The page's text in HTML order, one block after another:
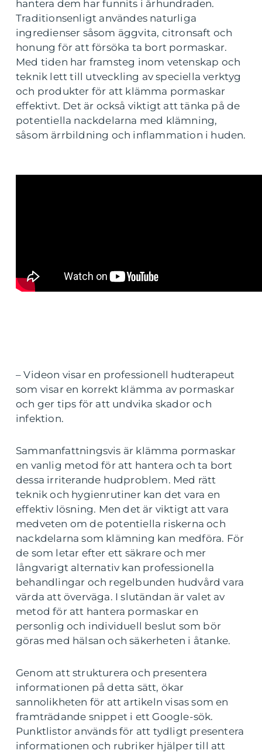
hantera dem har funnits i århundraden.
Traditionsenligt användes naturliga
ingredienser såsom äggvita, citronsaft och
honung för att försöka ta bort pormaskar.
Med tiden har framsteg inom vetenskap och
teknik lett till utveckling av speciella verktyg
och produkter för att klämma pormaskar
effektivt. Det är också viktigt att tänka på de
potentiella nackdelarna med klämning,
såsom ärrbildning och inflammation i huden.
– Videon visar en professionell hudterapeut
som visar en korrekt klämma av pormaskar
och ger tips för att undvika skador och
infektion.
Sammanfattningsvis är klämma pormaskar
en vanlig metod för att hantera och ta bort
dessa irriterande hudproblem. Med rätt
teknik och hygienrutiner kan det vara en
effektiv lösning. Men det är viktigt att vara
medveten om de potentiella riskerna och
nackdelarna som klämning kan medföra. För
de som letar efter ett säkrare och mer
långvarigt alternativ kan professionella
behandlingar och regelbunden hudvård vara
värda att överväga. I slutändan är valet av
metod för att hantera pormaskar en
personlig och individuell beslut som bör
göras med hälsan och säkerheten i åtanke.
Genom att strukturera och presentera
informationen på detta sätt, ökar
sannolikheten för att artikeln visas som en
framträdande snippet i ett Google-sök.
Punktlistor används för att tydligt presentera
informationen och rubriker hjälper till att